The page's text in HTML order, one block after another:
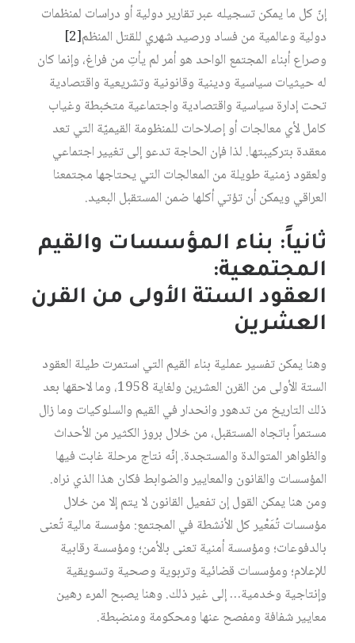
إنّ كل ما يمكن تسجيله عبر تقارير دولية أو دراسات لمنظمات
دولية وعالمية من فساد ورصيد شهري للقتل المنظم‏[2]
وصراع أبناء المجتمع الواحد هو أمر لم يأتِ من فراغ، وإنما كان
له حيثيات سياسية ودينية وقانونية وتشريعية واقتصادية
تحت إدارة سياسية واقتصادية واجتماعية متخبطة وغياب
كامل لأي معالجات أو إصلاحات للمنظومة القيميّة التي تعد
معقدة بتركيبتها. لذا فإن الحاجة تدعو إلى تغيير اجتماعي
ولعقود زمنية طويلة من المعالجات التي يحتاجها مجتمعنا
العراقي ويمكن أن تؤتي أكلها ضمن المستقبل البعيد.
ثانياً: بناء المؤسسات والقيم
المجتمعية:
العقود الستة الأولى من القرن
العشرين
وهنا يمكن تفسير عملية بناء القيم التي استمرت طيلة العقود
الستة الأولى من القرن العشرين ولغاية 1958، وما لاحقها بعد
ذلك التاريخ من تدهور وانحدار في القيم والسلوكيات وما زال
مستمراً باتجاه المستقبل، من خلال بروز الكثير من الأحداث
والظواهر المتوالدة والمستجدة. إنّه نتاج مرحلة غابت فيها
المؤسسات والقانون والمعايير والضوابط فكان هذا الذي نراه.
ومن هنا يمكن القول إن تفعيل القانون لا يتم إلا من خلال
مؤسسات تُمَعْير كل الأنشطة في المجتمع: مؤسسة مالية تُعنى
بالدفوعات؛ ومؤسسة أمنية تعنى بالأمن؛ ومؤسسة رقابية
للإعلام؛ ومؤسسات قضائية وتربوية وصحية وتسويقية
وإنتاجية وخدمية… إلى غير ذلك. وهنا يصبح المرء رهين
معايير شفافة ومفصح عنها ومحكومة ومنضبطة.